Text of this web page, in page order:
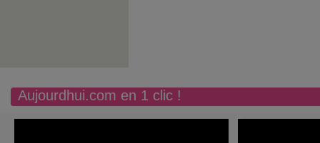
Aujourdhui.com en 1 clic !